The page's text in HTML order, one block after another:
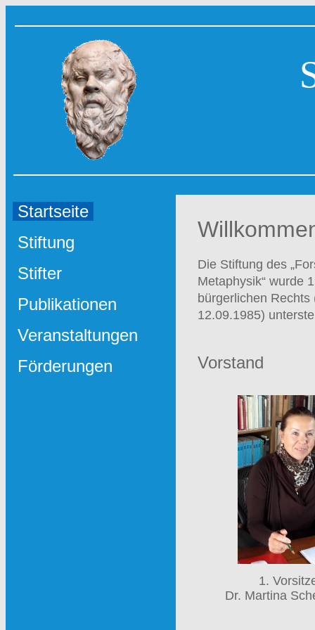
Startseite
Stiftung
Stifter
Publikationen
Veranstaltungen
Förderungen
Die Stiftung des
Metaphysik“ wurde
bürgerlichen
12.09.1985)
Vorstand
1.
Dr. Martina